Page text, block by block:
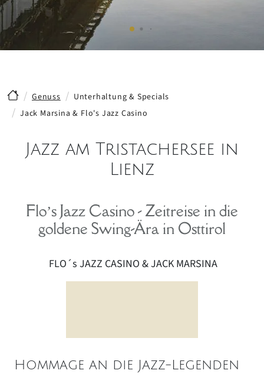
Genuss
Unterhaltung & Specials
Jack Marsina & Flo's Jazz Casino
Jazz am Tristachersee in
Lienz
Flo’s Jazz Casino - Zeitreise in die
goldene Swing-Ära in Osttirol
FLO´s JAZZ CASINO & JACK MARSINA
Hommage an die Jazz-Legenden